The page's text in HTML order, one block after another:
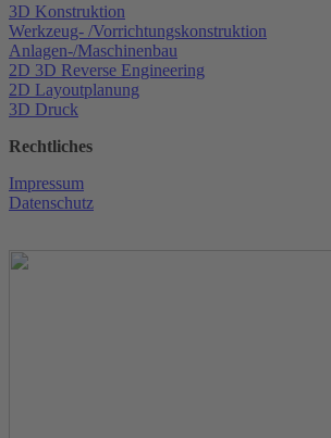
3D Konstruktion
Werkzeug- /Vorrichtungskonstruktion
Anlagen-/Maschinenbau
2D 3D Reverse Engineering
2D Layoutplanung
3D Druck
Rechtliches
Impressum
Datenschutz